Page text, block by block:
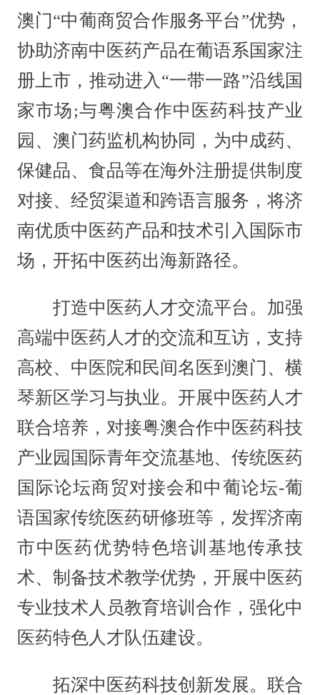
澳门“中葡商贸合作服务平台”优势，
协助济南中医药产品在葡语系国家注
册上市，推动进入“一带一路”沿线国
家市场;与粤澳合作中医药科技产业
园、澳门药监机构协同，为中成药、
保健品、食品等在海外注册提供制度
对接、经贸渠道和跨语言服务，将济
南优质中医药产品和技术引入国际市
场，开拓中医药出海新路径。
打造中医药人才交流平台。加强
高端中医药人才的交流和互访，支持
高校、中医院和民间名医到澳门、横
琴新区学习与执业。开展中医药人才
联合培养，对接粤澳合作中医药科技
产业园国际青年交流基地、传统医药
国际论坛商贸对接会和中葡论坛-葡
语国家传统医药研修班等，发挥济南
市中医药优势特色培训基地传承技
术、制备技术教学优势，开展中医药
专业技术人员教育培训合作，强化中
医药特色人才队伍建设。
拓深中医药科技创新发展。联合